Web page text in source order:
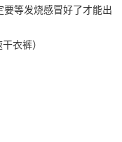
等发烧感冒好了才能出
衣裤）